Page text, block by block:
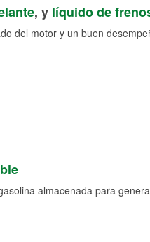
, y líquido de
del motor y un buen
almacenada para